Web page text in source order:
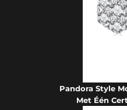
Pandora Style
Met Één